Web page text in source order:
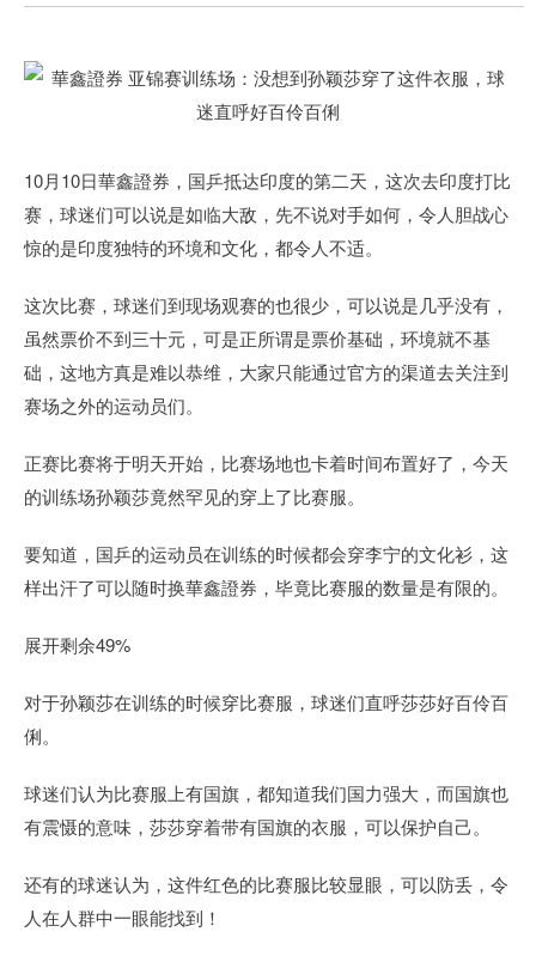
10月10日華鑫證券，国乒抵达印度的第二天，这次去印度打比
赛，球迷们可以说是如临大敌，先不说对手如何，令人胆战心
惊的是印度独特的环境和文化，都令人不适。
这次比赛，球迷们到现场观赛的也很少，可以说是几乎没有，
虽然票价不到三十元，可是正所谓是票价基础，环境就不基
础，这地方真是难以恭维，大家只能通过官方的渠道去关注到
赛场之外的运动员们。
正赛比赛将于明天开始，比赛场地也卡着时间布置好了，今天
的训练场孙颖莎竟然罕见的穿上了比赛服。
要知道，国乒的运动员在训练的时候都会穿李宁的文化衫，这
样出汗了可以随时换華鑫證券，毕竟比赛服的数量是有限的。
展开剩余49%
对于孙颖莎在训练的时候穿比赛服，球迷们直呼莎莎好百伶百
俐。
球迷们认为比赛服上有国旗，都知道我们国力强大，而国旗也
有震慑的意味，莎莎穿着带有国旗的衣服，可以保护自己。
还有的球迷认为，这件红色的比赛服比较显眼，可以防丢，令
人在人群中一眼能找到！